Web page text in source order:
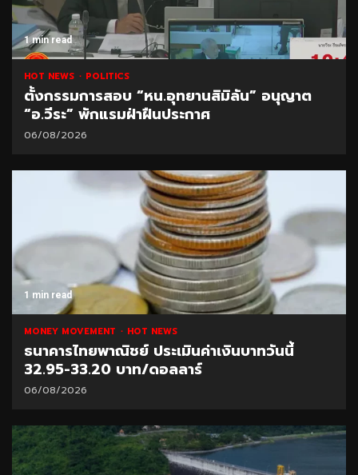
1 min read
HOT NEWS POLITICS
ตั้งกรรมการสอบ “หน.อุทยานสิมิลัน” อนุญาต
“อ.วีระ” พักแรมฝ่าฝืนประกาศ
06/08/2026
1 min read
MONEY MOVEMENT HOT NEWS
ธนาคารไทยพาณิชย์ ประเมินค่าเงินบาทวันนี้
32.95-33.20 บาท/ดอลลาร์
06/08/2026